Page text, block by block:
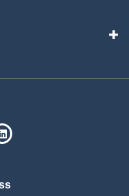
på Instagram